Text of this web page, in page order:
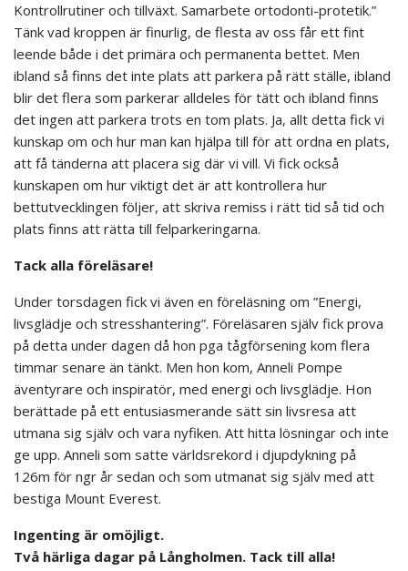
Kontrollrutiner och tillväxt. Samarbete ortodonti-protetik.”
Tänk vad kroppen är finurlig, de flesta av oss får ett fint
leende både i det primära och permanenta bettet. Men
ibland så finns det inte plats att parkera på rätt ställe, ibland
blir det flera som parkerar alldeles för tätt och ibland finns
det ingen att parkera trots en tom plats. Ja, allt detta fick vi
kunskap om och hur man kan hjälpa till för att ordna en plats,
att få tänderna att placera sig där vi vill. Vi fick också
kunskapen om hur viktigt det är att kontrollera hur
bettutvecklingen följer, att skriva remiss i rätt tid så tid och
plats finns att rätta till felparkeringarna.
Tack alla föreläsare!
Under torsdagen fick vi även en föreläsning om ”Energi,
livsglädje och stresshantering”. Föreläsaren själv fick prova
på detta under dagen då hon pga tågförsening kom flera
timmar senare än tänkt. Men hon kom, Anneli Pompe
äventyrare och inspiratör, med energi och livsglädje. Hon
berättade på ett entusiasmerande sätt sin livsresa att
utmana sig själv och vara nyfiken. Att hitta lösningar och inte
ge upp. Anneli som satte världsrekord i djupdykning på
126m för ngr år sedan och som utmanat sig själv med att
bestiga Mount Everest.
Ingenting är omöjligt.
Två härliga dagar på Långholmen. Tack till alla!